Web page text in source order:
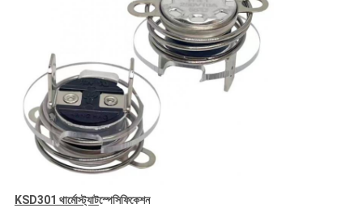
KSD301 থার্মোস্ট্যাটস্পেসিফিকেশন